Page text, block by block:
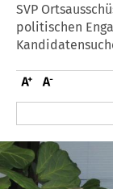
SVP
politischen